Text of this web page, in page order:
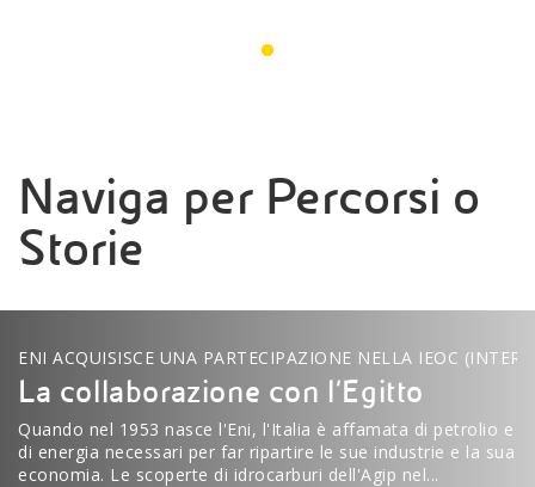
Naviga per Percorsi o
Storie
ENI ACQUISISCE UNA PARTECIPAZIONE NELLA IEOC
La collaborazione con l'Egitto
Quando nel 1953 nasce l'Eni, l'Italia è affamata di petrolio e
di energia necessari per far ripartire le sue industrie e la sua
economia. Le scoperte di idrocarburi dell'Agip nel...